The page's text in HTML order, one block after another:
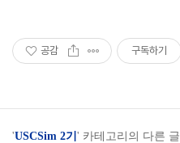
공감 구독하기
'USCSim 2기 ' 카테고리의 다른 글